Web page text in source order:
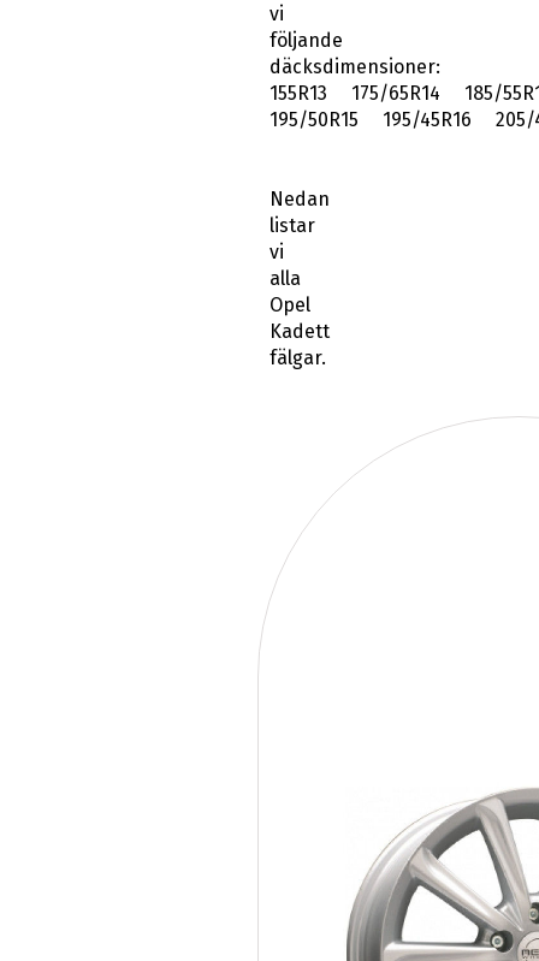
vi
följande
däcksdimensioner:
155R13 175/65R14 185/
195/50R15 195/45R16 205/
Nedan
listar
vi
alla
Opel
Kadett
fälgar.